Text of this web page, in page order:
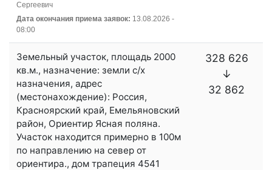
Сергеевич
Дата окончания приема заявок: 13.08.2026 -
08:00
Земельный участок, площадь 2000
кв.м., назначение: земли с/х
назначения, адрес
(местонахождение): Россия,
Красноярский край, Емельяновский
район, Ориентир Ясная поляна.
Участок находится примерно в 100м
по направлению на север от
ориентира., дом трапеция 4541
328 626
↓
32 862